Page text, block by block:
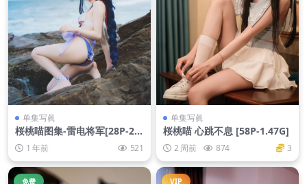
单集写眞
桜桃喵图集-雷电将军[28P-21
8MB]1 年前 521
单集写眞
桜桃喵 心跳不息 [58P-1.47G]
2 周前 874 3
免费 VIP